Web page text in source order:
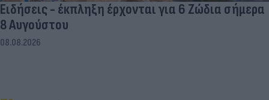
Ειδήσεις - έκπληξη έρχονται για 6 Ζώδια σήμερα
8 Αυγούστου
08.08.2026